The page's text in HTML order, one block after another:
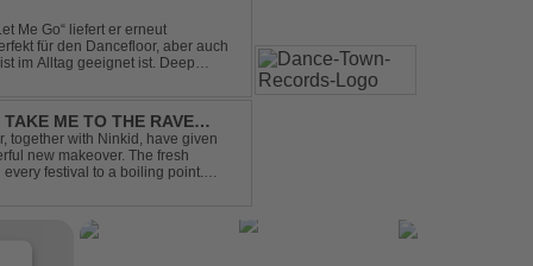
Me Go“ liefert er erneut
für den Dancefloor, aber auch
im Alltag geeignet ist. Deep
ME TO THE RAVE
together with Ninkid, have given
new makeover. The fresh
festival to a boiling point.